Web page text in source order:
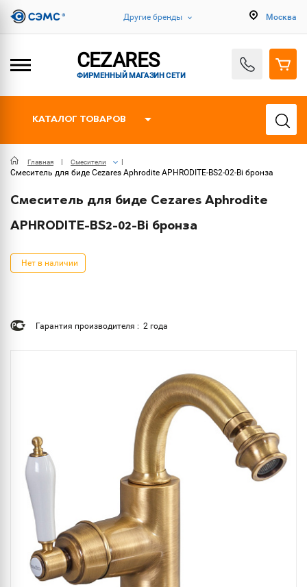
Другие бренды Москва
CEZARES
ФИРМЕННЫЙ МАГАЗИН СЕТИ
КАТАЛОГ ТОВАРОВ
Главная Смесители
Смеситель для биде Cezares Aphrodite APHRODITE-BS2-02-Bi бронза
Смеситель для биде Cezares Aphrodite
APHRODITE-BS2-02-Bi бронза
Нет в наличии
Гарантия производителя : 2 года